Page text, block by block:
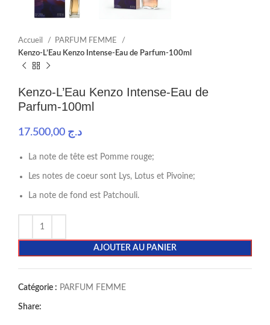
Accueil
PARFUM FEMME
Kenzo-L’Eau Kenzo Intense-Eau de Parfum-100ml
Kenzo-L’Eau Kenzo Intense-Eau de
Parfum-100ml
د.ج
La note de tête est Pomme rouge;
Les notes de coeur sont Lys, Lotus et Pivoine;
La note de fond est Patchouli.
AJOUTER AU PANIER
Catégorie : PARFUM FEMME
Share: